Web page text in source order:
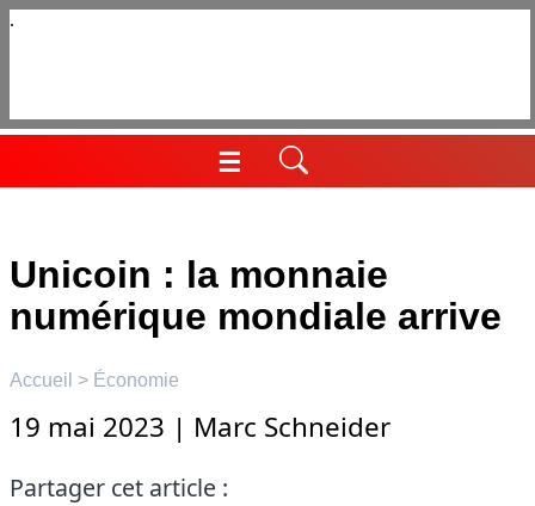
Aller
☰
Menu
Unicoin : la monnaie
numérique mondiale arrive
Accueil > Économie
19 mai 2023 | Marc Schneider
Partager cet article :